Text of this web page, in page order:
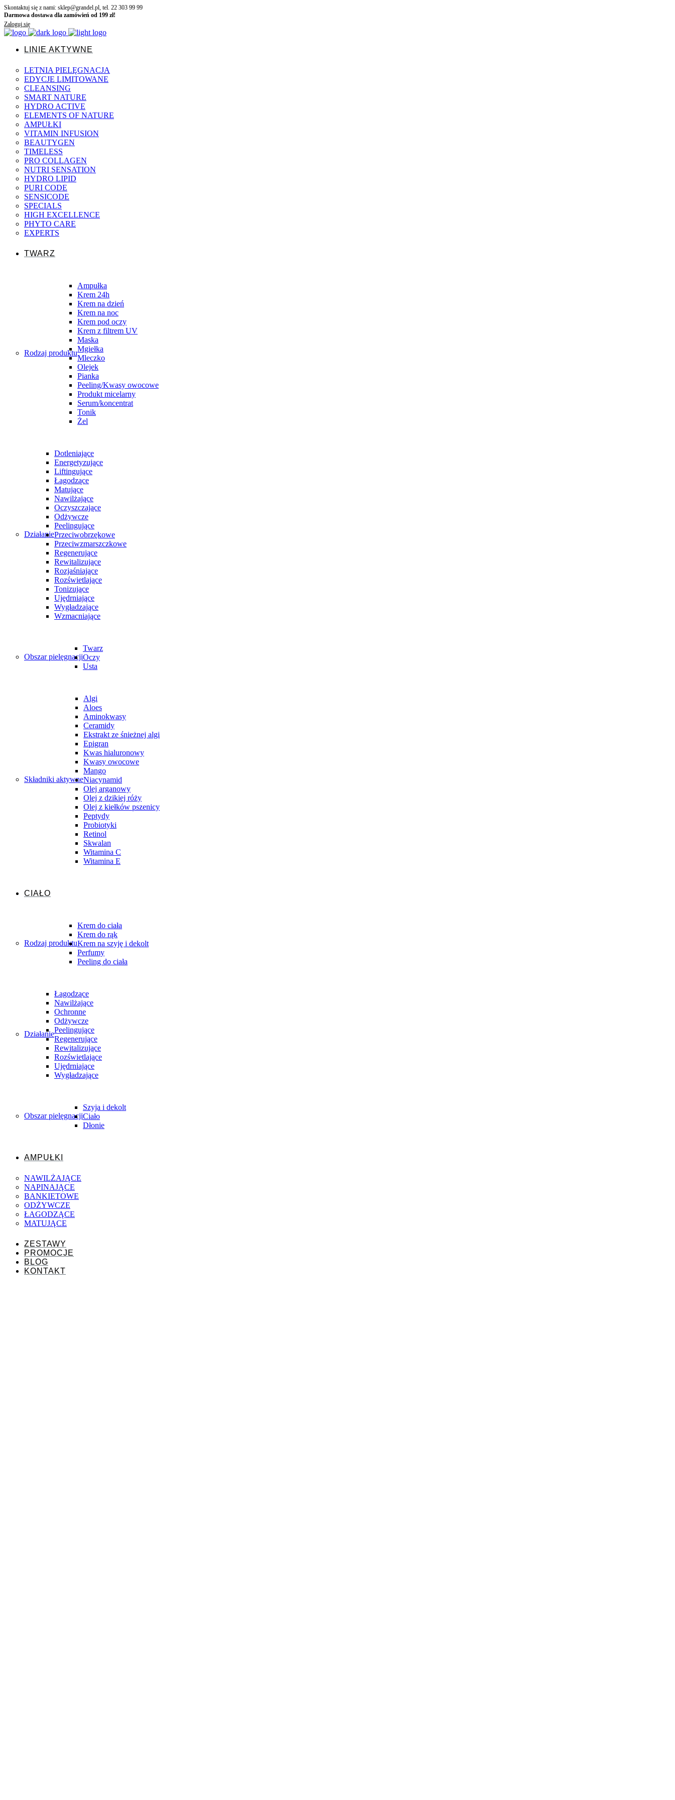
Skontaktuj się z nami: sklep@grandel.pl, tel. 22 303 99 99
Darmowa dostawa dla zamówień od 199 zł!
Zaloguj się
LINIE AKTYWNE
LETNIA PIELĘGNACJA
EDYCJE LIMITOWANE
CLEANSING
SMART NATURE
HYDRO ACTIVE
ELEMENTS OF NATURE
AMPUŁKI
VITAMIN INFUSION
BEAUTYGEN
TIMELESS
PRO COLLAGEN
NUTRI SENSATION
HYDRO LIPID
PURI CODE
SENSICODE
SPECIALS
HIGH EXCELLENCE
PHYTO CARE
EXPERTS
TWARZ
Rodzaj produktu
Ampułka
Krem 24h
Krem na dzień
Krem na noc
Krem pod oczy
Krem z filtrem UV
Maska
Mgiełka
Mleczko
Olejek
Pianka
Peeling/Kwasy owocowe
Produkt micelarny
Serum/koncentrat
Tonik
Żel
Działanie
Dotleniające
Energetyzujące
Liftingujące
Łagodzące
Matujące
Nawilżające
Oczyszczające
Odżywcze
Peelingujące
Przeciwobrzękowe
Przeciwzmarszczkowe
Regenerujące
Rewitalizujące
Rozjaśniające
Rozświetlające
Tonizujące
Ujędrniające
Wygładzające
Wzmacniające
Obszar pielęgnacji
Twarz
Oczy
Usta
Składniki aktywne
Algi
Aloes
Aminokwasy
Ceramidy
Ekstrakt ze śnieżnej algi
Epigran
Kwas hialuronowy
Kwasy owocowe
Mango
Niacynamid
Olej arganowy
Olej z dzikiej róży
Olej z kiełków pszenicy
Peptydy
Probiotyki
Retinol
Skwalan
Witamina C
Witamina E
CIAŁO
Rodzaj produktu
Krem do ciała
Krem do rąk
Krem na szyję i dekolt
Perfumy
Peeling do ciała
Działanie
Łagodzące
Nawilżające
Ochronne
Odżywcze
Peelingujące
Regenerujące
Rewitalizujące
Rozświetlające
Ujędrniające
Wygładzające
Obszar pielęgnacji
Szyja i dekolt
Ciało
Dłonie
AMPUŁKI
NAWILŻAJĄCE
NAPINAJĄCE
BANKIETOWE
ODŻYWCZE
ŁAGODZĄCE
MATUJĄCE
ZESTAWY
PROMOCJE
BLOG
KONTAKT